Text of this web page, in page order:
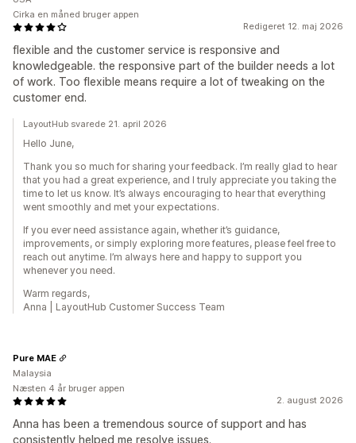
Redigeret 12. maj 2026
flexible and the customer service is responsive and
knowledgeable. the responsive part of the builder needs a lot
of work. Too flexible means require a lot of tweaking on the
customer end.
Cirka en måned bruger appen
LayoutHub svarede 21. april 2026
Hello June,
Thank you so much for sharing your feedback. I’m really glad to hear
that you had a great experience, and I truly appreciate you taking the
time to let us know. It’s always encouraging to hear that everything
went smoothly and met your expectations.
If you ever need assistance again, whether it’s guidance,
improvements, or simply exploring more features, please feel free to
reach out anytime. I’m always here and happy to support you
whenever you need.
Warm regards,
Anna | LayoutHub Customer Success Team
2. august 2026
Anna has been a tremendous source of support and has
consistently helped me resolve issues.
Pure MAE
Malaysia
Næsten 4 år bruger appen